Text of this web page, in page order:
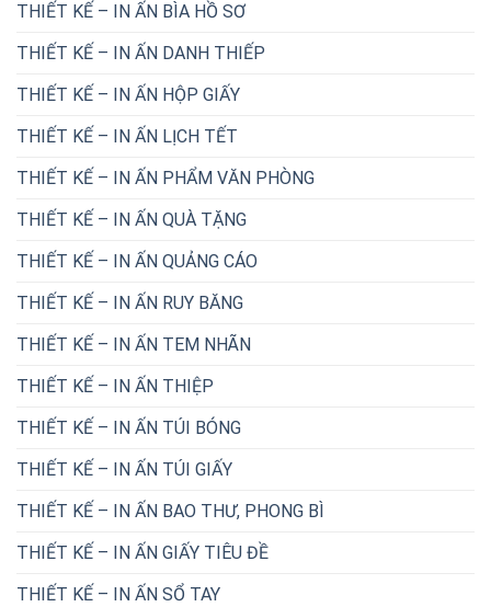
THIẾT KẾ – IN ẤN BÌA HỒ SƠ
THIẾT KẾ – IN ẤN DANH THIẾP
THIẾT KẾ – IN ẤN HỘP GIẤY
THIẾT KẾ – IN ẤN LỊCH TẾT
THIẾT KẾ – IN ẤN PHẨM VĂN PHÒNG
THIẾT KẾ – IN ẤN QUÀ TẶNG
THIẾT KẾ – IN ẤN QUẢNG CÁO
THIẾT KẾ – IN ẤN RUY BĂNG
THIẾT KẾ – IN ẤN TEM NHÃN
THIẾT KẾ – IN ẤN THIỆP
THIẾT KẾ – IN ẤN TÚI BÓNG
THIẾT KẾ – IN ẤN TÚI GIẤY
THIẾT KẾ – IN ẤN BAO THƯ, PHONG BÌ
THIẾT KẾ – IN ẤN GIẤY TIÊU ĐỀ
THIẾT KẾ – IN ẤN SỔ TAY